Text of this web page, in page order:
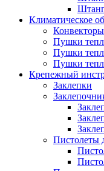
Климатическое
Конвекторы
Пушки
Пушки
Пушки
Крепежный
Заклепки
Пистолеты